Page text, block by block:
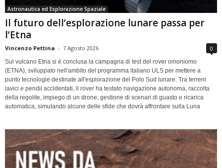
Astronautica ed Esplorazione Spaziale
Il futuro dell’esplorazione lunare passa per
l’Etna
Vincenzo Pettina - 7 Agosto 2026 0
Sul vulcano Etna si è conclusa la campagna di test del rover omoniomo
(ETNA), sviluppato nell'ambito del programma italiano ULS per mettere a
punto tecnologie destinate all'esplorazione del Polo Sud lunare. Tra terreni
lavici e pendii accidentati, il rover ha testato navigazione autonoma, raccolta
della regolite, impiego di un drone, gestione di scenari di guasto e ricarica
automatica, simulando alcune delle sfide che dovrà affrontare sulla Luna